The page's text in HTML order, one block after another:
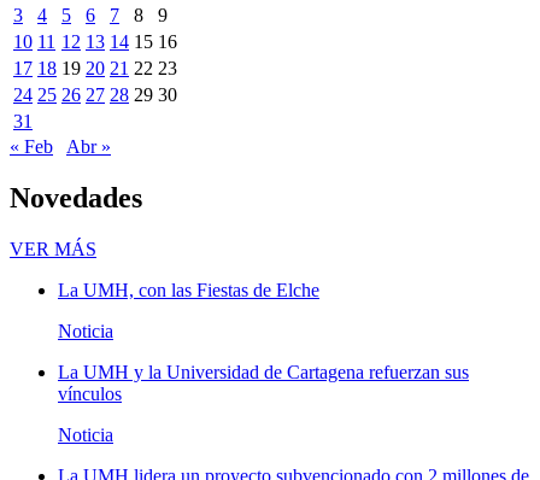
3
4 5 6 7 8
9
10 11 12 13 14 15 16
17 18 19 20 21 22 23
24 25 26 27 28 29 30
31
« Feb
Abr »
Novedades
VER MÁS
La UMH, con las Fiestas de Elche
Noticia
La UMH y la Universidad de Cartagena refuerzan sus
vínculos
Noticia
La UMH lidera un proyecto subvencionado con 2 millones de